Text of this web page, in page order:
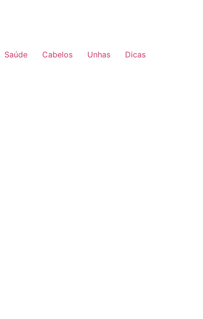
Saúde Cabelos Unhas Dicas